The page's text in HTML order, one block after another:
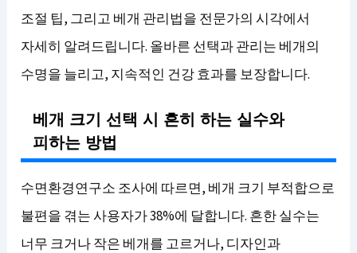
조절 팁, 그리고 베개 관리법을 전문가의 시각에서
자세히 알려드립니다. 올바른 선택과 관리는 베개의
수명을 늘리고, 지속적인 건강 효과를 보장합니다.
베개 크기 선택 시 흔히 하는 실수와
피하는 방법
수면환경연구소 조사에 따르면, 베개 크기 부적합으로
불편을 겪는 사용자가 38%에 달합니다. 흔한 실수는
너무 크거나 작은 베개를 고르거나, 디자인과